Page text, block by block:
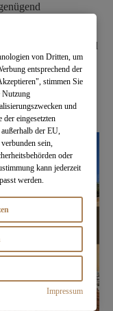
Sie den Tag am
weichen Betten und
Produkten
Ihnen diese Villa
von Dritten, um
entsprechend der
stimmen Sie
Nutzung
und
der eingesetzten
der EU,
sein,
oder
kann jederzeit
werden.
Impressum